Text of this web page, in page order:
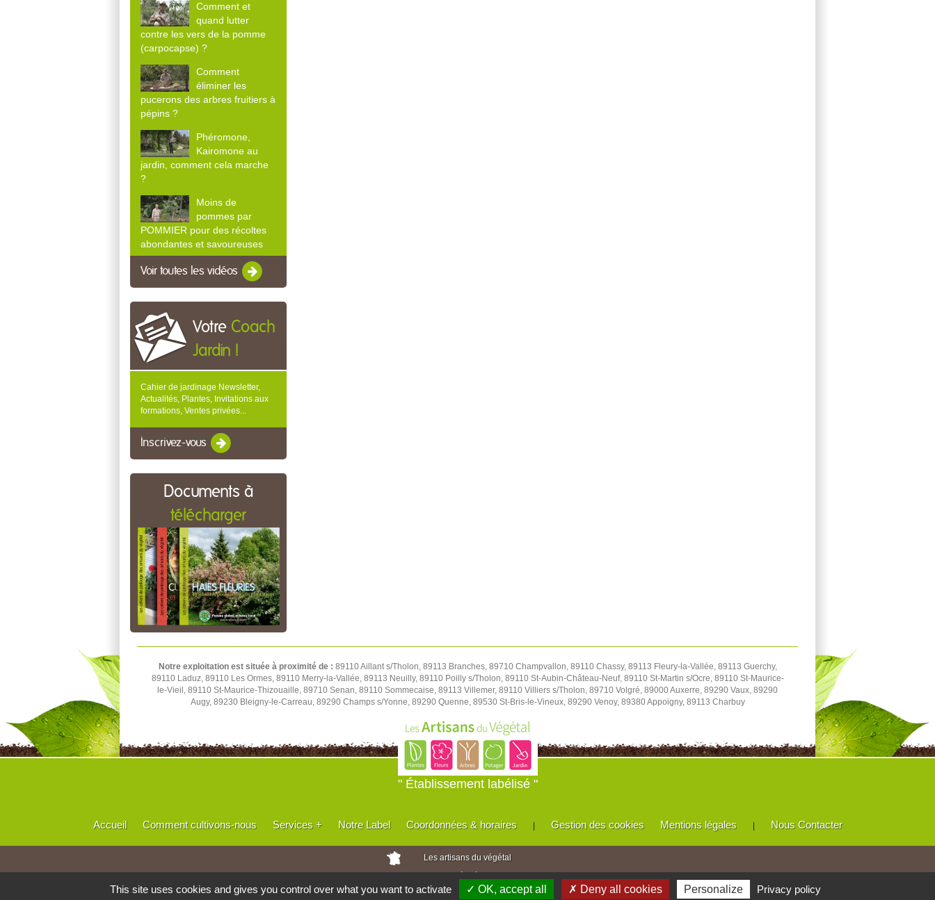
Comment et
quand lutter
contre les vers de la pomme
(carpocapse) ?
Comment
éliminer les
pucerons des arbres fruitiers à
pépins ?
Phéromone,
Kairomone au
jardin, comment cela marche
?
Moins de
pommes par
POMMIER pour des récoltes
abondantes et savoureuses
Voir toutes les vidéos
Votre Coach
Jardin !
Cahier de jardinage Newsletter,
Actualités, Plantes, Invitations aux
formations, Ventes privées...
Inscrivez-vous
Documents à
télécharger
Notre exploitation est située à proximité de : 89110 Aillant s/Tholon, 89113 Branches, 89710 Champvallon, 89110 Chassy, 89113 Fleury-la-Vallée, 89113 Guerchy,
89110 Laduz, 89110 Les Ormes, 89110 Merry-la-Vallée, 89113 Neuilly, 89110 Poilly s/Tholon, 89110 St-Aubin-Château-Neuf, 89110 St-Martin s/Ocre, 89110 St-Maurice-
le-Vieil, 89110 St-Maurice-Thizouaille, 89710 Senan, 89110 Sommecaise, 89113 Villemer, 89110 Villiers s/Tholon, 89710 Volgré, 89000 Auxerre, 89290 Vaux, 89290
Augy, 89230 Bleigny-le-Carreau, 89290 Champs s/Yonne, 89290 Quenne, 89530 St-Bris-le-Vineux, 89290 Venoy, 89380 Appoigny, 89113 Charbuy
" Établissement labélisé "
Accueil Comment cultivons-nous Services + Notre Label Coordonnées & horaires | Gestion des cookies Mentions légales | Nous Contacter
Les artisans du végétal
Horticulteurs et pépinièristes de France
This site uses cookies and gives you control over what you want to activate ✓ OK, accept all ✗ Deny all cookies Personalize Privacy policy